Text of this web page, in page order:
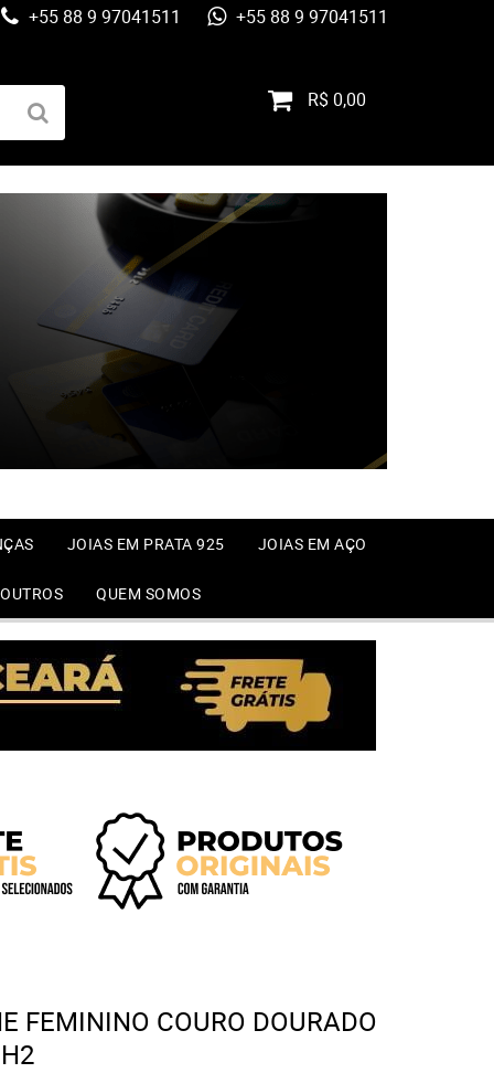
+55 88 9 97041511 +55 88 9 97041511
R$ 0,00
JOIAS EM PRATA 925 JOIAS EM AÇO
OUTROS QUEM SOMOS
FEMININO COURO DOURADO